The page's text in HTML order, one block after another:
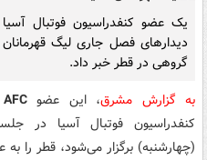
یک عضو کنفدراسیون فوتبال آسیا
دیدارهای فصل جاری لیگ قهرمانان
گروهی در قطر خبر داد.
به گزارش مشرق، این عضوAFC
کنفدراسیون فوتبال آسیا در
(چهارشنبه) برگزار می‌شود، قطر را به